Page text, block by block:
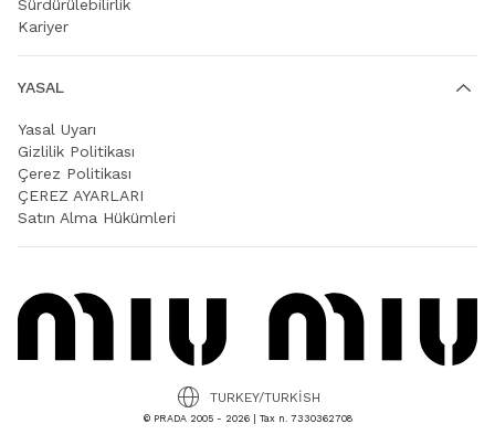
Sürdürülebilirlik
Kariyer
YASAL
Yasal Uyarı
Gizlilik Politikası
Çerez Politikası
ÇEREZ AYARLARI
Satın Alma Hükümleri
© PRADA 2005 - 2026 | Tax n. 7330362708
TURKEY/TURKISH